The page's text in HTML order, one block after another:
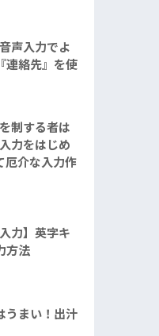
声入力でよ
連絡先』を使
制する者は
力をはじめ
厄介な入力作
力】英字キ
方法
うまい！出汁